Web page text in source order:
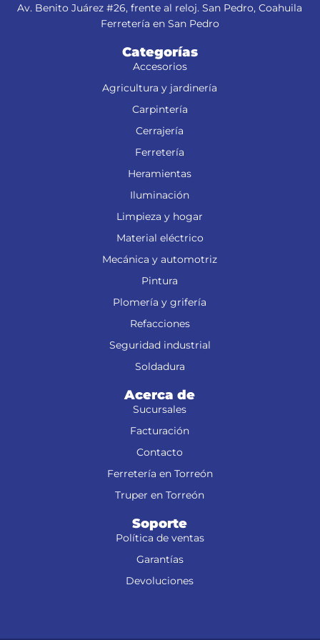
Av. Benito Juárez #26, frente al reloj. San Pedro, Coahuila
Ferretería en San Pedro
Categorías
Accesorios
Agricultura y jardinería
Carpintería
Cerrajería
Ferretería
Heramientas
Iluminación
Limpieza y hogar
Material eléctrico
Mecánica y automotriz
Pintura
Plomería y grifería
Refacciones
Seguridad industrial
Soldadura
Acerca de
Sucursales
Facturación
Contacto
Ferretería en Torreón
Truper en Torreón
Soporte
Política de ventas
Garantías
Devoluciones